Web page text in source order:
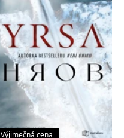
Výjimečná cena